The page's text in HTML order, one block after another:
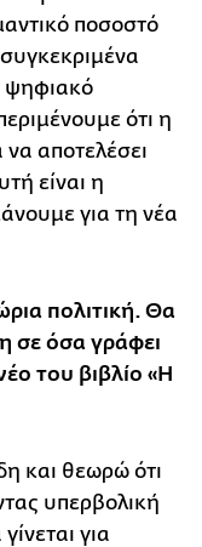
ποσοστό
ψηφιακό
ότι η
αποτελέσει
είναι η
για τη νέα
πολιτική. Θα
σε όσα γράφει
του βιβλίο «Η
και θεωρώ ότι
υπερβολική
για